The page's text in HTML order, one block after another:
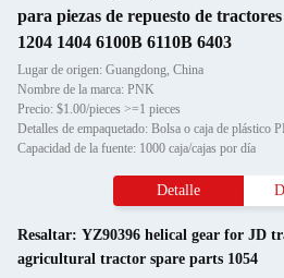
para piezas de repuesto de
1204 1404 6100B 6110B 6403
Lugar de origen: Guangdong, China
Nombre de la marca: PNK
Precio: $1.00/pieces >=1 pieces
Detalles de empaquetado: Bolsa o caja de plástico
Capacidad de la fuente: 1000 caja/cajas por día
Detalle
Resaltar: YZ90396 helical gear for JD
agricultural tractor spare parts 1054